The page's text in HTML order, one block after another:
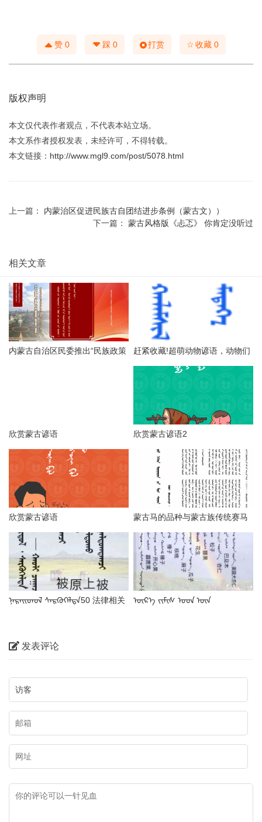
赞 0 踩 0 打赏 ☆收藏 0
版权声明
本文仅代表作者观点，不代表本站立场。
本文系作者授权发表，未经许可，不得转载。
本文链接： http://www.mgl9.com/post/5078.html
上一篇： 内蒙治区促进民族古自团结进步条例（蒙古文））
下一篇： 蒙古风格版《忐忑》 你肯定没听过
相关文章
内蒙古自治区民委推出“民族政策
赶紧收藏!超萌动物谚语，动物们
更呆萌可爱！
欣赏蒙古谚语 欣赏蒙古谚语2
欣赏蒙古谚语
蒙古马的品种与蒙古族传统赛马
技巧
ᠨᠡᠷᠡᠢᠳᠦᠯ ᠰᠡᠷᠭᠦᠭᠡᠯᠲᠡ50 法律相关
ᠦᠷ᠎ᠡ ᠵᠢᠮᠢᠰ ᠤᠳ ᠦᠨ
发表评论